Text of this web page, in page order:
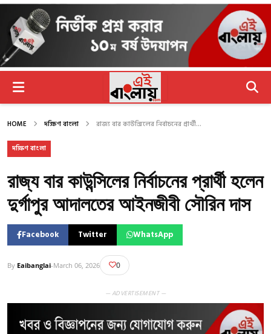
HOME দক্ষিণ বাংলা রাজ্য বার কাউন্সিলের নির্বাচনের প্রার্থী...
দক্ষিণ বাংলা
রাজ্য বার কাউন্সিলের নির্বাচনের প্রার্থী হলেন
দুর্গাপুর আদালতের আইনজীবী সৌরিন দাস
Facebook Twitter WhatsApp
By Eaibanglai-March 06, 2026 0
— ADVERTISEMENT —